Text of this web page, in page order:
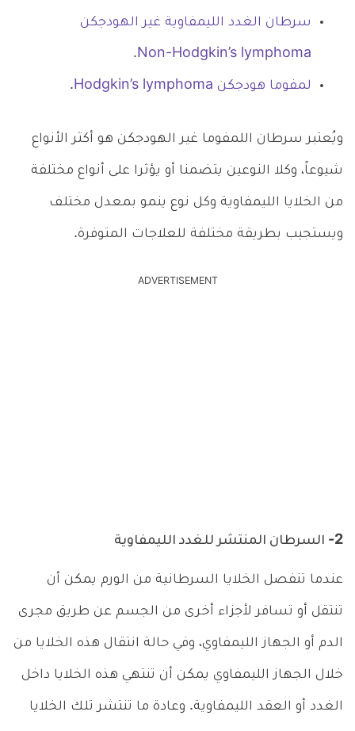
سرطان الغدد الليمفاوية غير الهودجكن
Non-Hodgkin’s lymphoma
.
لمفوما هودجكن Hodgkin’s lymphoma .
ويُعتبر سرطان اللمفوما غير الهودجكن هو أكثر الأنواع
شيوعاً، وكلا النوعين يتضمنا أو يؤثرا على أنواع مختلفة
من الخلايا الليمفاوية وكل نوع ينمو بمعدل مختلف
ويستجيب بطريقة مختلفة للعلاجات المتوفرة.
ADVERTISEMENT
2- السرطان المنتشر للغدد الليمفاوية
عندما تنفصل الخلايا السرطانية من الورم يمكن أن
تنتقل أو تسافر لأجزاء أخرى من الجسم عن طريق مجرى
الدم أو الجهاز الليمفاوي، وفي حالة انتقال هذه الخلايا من
خلال الجهاز الليمفاوي يمكن أن تنتهي هذه الخلايا داخل
الغدد أو العقد الليمفاوية. وعادة ما تنتشر تلك الخلايا